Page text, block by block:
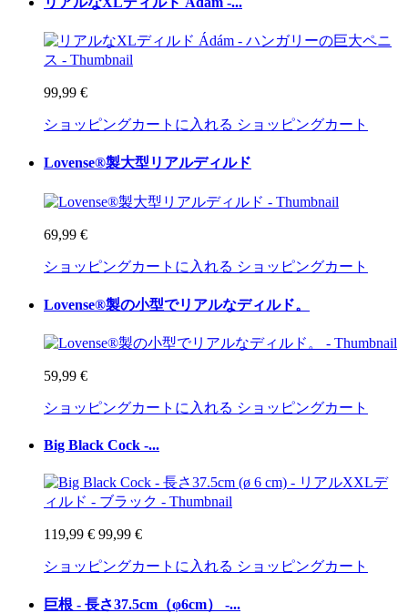
99,99 €
ショッピングカートに入れる ショッピングカート
Lovense®製大型リアルディルド
69,99 €
ショッピングカートに入れる ショッピングカート
Lovense®製の小型でリアルなディルド。
59,99 €
ショッピングカートに入れる ショッピングカート
Big Black Cock -...
119,99 € 99,99 €
ショッピングカートに入れる ショッピングカート
巨根 - 長さ37.5cm（φ6cm） -...